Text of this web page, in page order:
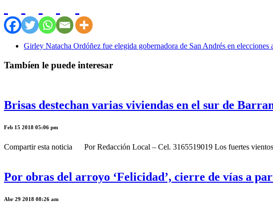
Girley Natacha Ordóñez fue elegida gobernadora de San Andrés en elecciones
Tambíen le puede interesar
Brisas destechan varias viviendas en el sur de
Feb 15 2018 05:06 pm
Compartir esta noticia Por Redacción Local – Cel. 3165519019 Los fuertes vientos
Por obras del arroyo ‘Felicidad’, cierre de vías a
Abr 29 2018 08:26 am